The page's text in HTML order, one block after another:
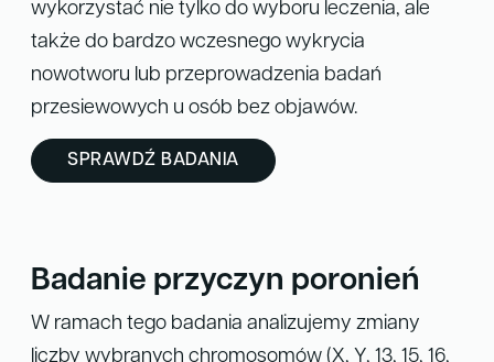
wykorzystać nie tylko do wyboru leczenia, ale
także do bardzo wczesnego wykrycia
nowotworu lub przeprowadzenia badań
przesiewowych u osób bez objawów.
SPRAWDŹ BADANIA
Badanie przyczyn poronień
W ramach tego badania analizujemy zmiany
liczby wybranych chromosomów (X, Y, 13, 15, 16,